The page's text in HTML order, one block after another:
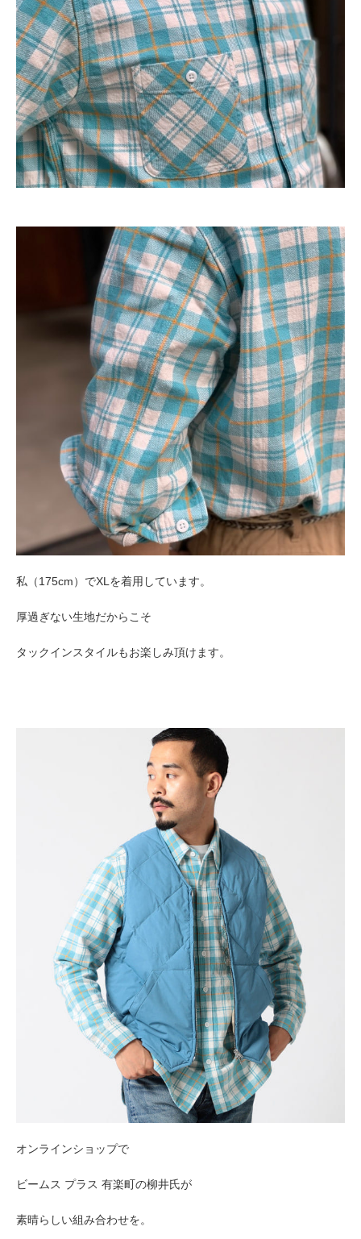
私（175cm）でXLを着用しています。
厚過ぎない生地だからこそ
タックインスタイルもお楽しみ頂けます。
オンラインショップで
ビームス プラス 有楽町の柳井氏が
素晴らしい組み合わせを。